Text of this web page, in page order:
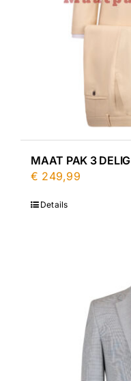
MAAT PAK 3 DELIG
€ 249,99
Details